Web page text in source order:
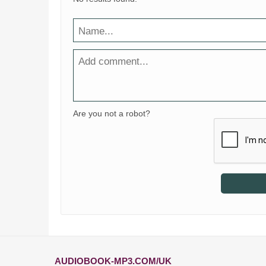
Are you not a robot?
AUDIOBOOK-MP3.COM/UK